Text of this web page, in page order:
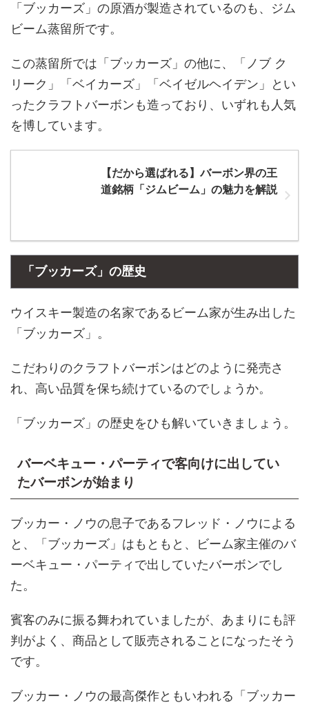
「ブッカーズ」の原酒が製造されているのも、ジム
ビーム蒸留所です。
この蒸留所では「ブッカーズ」の他に、「ノブ ク
リーク」「ベイカーズ」「ベイゼルヘイデン」とい
ったクラフトバーボンも造っており、いずれも人気
を博しています。
【だから選ばれる】バーボン界の王
道銘柄「ジムビーム」の魅力を解説
「ブッカーズ」の歴史
ウイスキー製造の名家であるビーム家が生み出した
「ブッカーズ」。
こだわりのクラフトバーボンはどのように発売さ
れ、高い品質を保ち続けているのでしょうか。
「ブッカーズ」の歴史をひも解いていきましょう。
バーベキュー・パーティで客向けに出してい
たバーボンが始まり
ブッカー・ノウの息子であるフレッド・ノウによる
と、「ブッカーズ」はもともと、ビーム家主催のバ
ーベキュー・パーティで出していたバーボンでし
た。
賓客のみに振る舞われていましたが、あまりにも評
判がよく、商品として販売されることになったそう
です。
ブッカー・ノウの最高傑作ともいわれる「ブッカー